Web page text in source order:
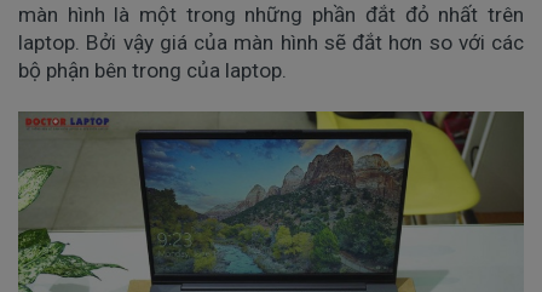
màn hình là một trong những phần đắt đỏ nhất trên
laptop. Bởi vậy giá của màn hình sẽ đắt hơn so với các
bộ phận bên trong của laptop.